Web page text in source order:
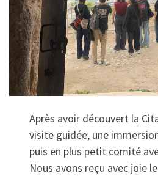
Après avoir découvert la
visite guidée, une
puis en plus petit comité
Nous avons reçu avec joie